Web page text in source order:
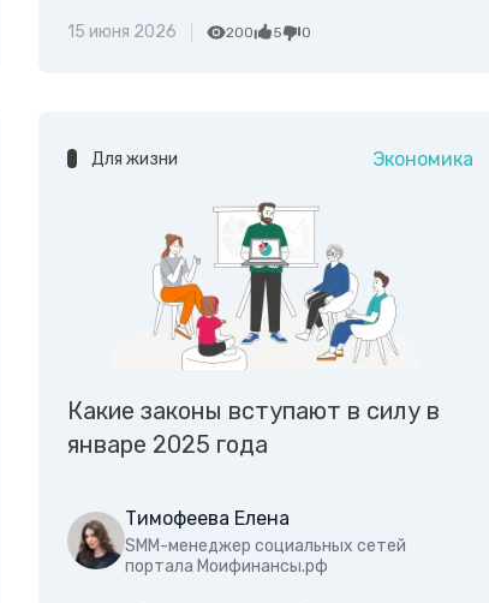
15 июня 2026 200 5 0
Для жизни Экономика
Какие законы вступают в силу в
январе 2025 года
Тимофеева Елена
SMM-менеджер социальных сетей
портала Моифинансы.рф